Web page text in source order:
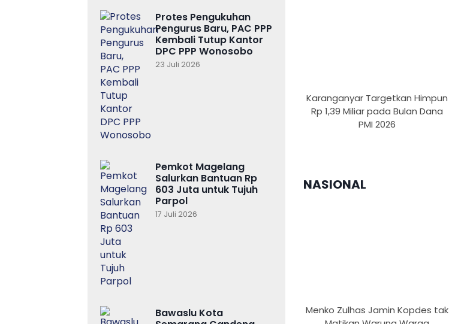
Protes Pengukuhan
Pengurus Baru, PAC PPP
Kembali Tutup Kantor
DPC PPP Wonosobo
23 Juli 2026
Pemkot Magelang
Salurkan Bantuan Rp
603 Juta untuk Tujuh
Parpol
17 Juli 2026
Bawaslu Kota
Karanganyar Targetkan Himpun
Rp 1,39 Miliar pada Bulan Dana
PMI 2026
NASIONAL
Menko Zulhas Jamin Kopdes tak